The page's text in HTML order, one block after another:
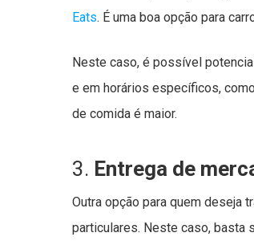
Eats. É uma boa opção para
Neste caso, é possível
e em horários específicos,
de comida é maior.
3. Entrega de
Outra opção para quem deseja
particulares. Neste caso, basta